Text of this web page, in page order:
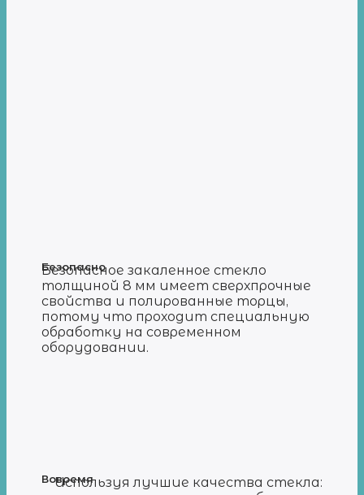
Безопасно
Безопасное закаленное стекло
толщиной 8 мм имеет сверхпрочные
свойства и полированные торцы,
потому что проходит специальную
обработку на современном
оборудовании.
Вовремя
Используя лучшие качества стекла: